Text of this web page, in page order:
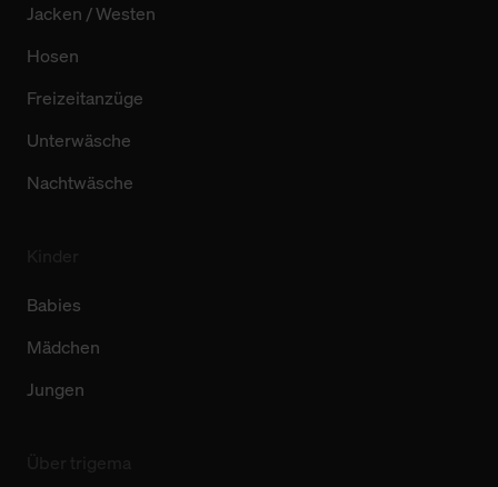
Jacken / Westen
Hosen
Freizeitanzüge
Unterwäsche
Nachtwäsche
Babies
Mädchen
Jungen